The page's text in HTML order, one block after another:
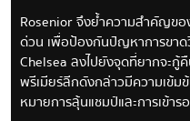
Rosenior จึงย้ำความสำคัญขอ
ด่วน เพื่อป้องกันปัญหาการขา
Chelsea ลงไปยังจุดที่ยากจะกู้
พรีเมียร์ลีกดังกล่าวมีความเข้ม
หมายการลุ้นแชมป์และการเข้า